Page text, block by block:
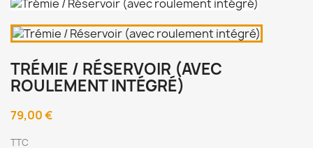
TRÉMIE / RÉSERVOIR (AVEC
ROULEMENT INTÉGRÉ)
79,00 €
TTC